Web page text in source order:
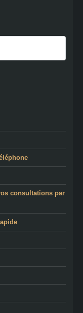
consultations par